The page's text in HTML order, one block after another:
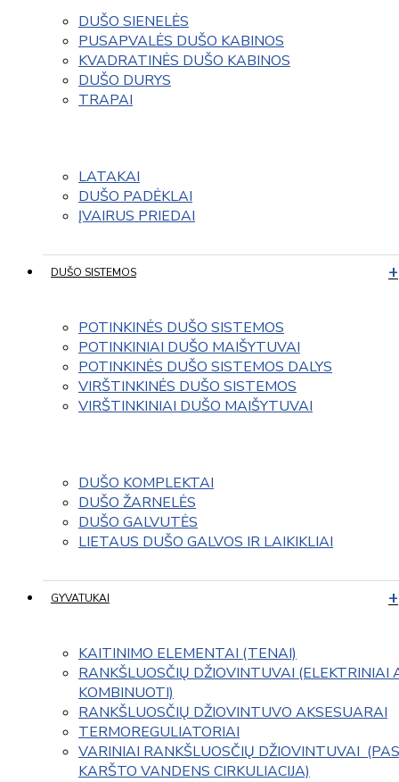
DUŠO SIENELĖS
PUSAPVALĖS DUŠO KABINOS
KVADRATINĖS DUŠO KABINOS
DUŠO DURYS
TRAPAI
LATAKAI
DUŠO PADĖKLAI
ĮVAIRUS PRIEDAI
DUŠO SISTEMOS
POTINKINĖS DUŠO SISTEMOS
POTINKINIAI DUŠO MAIŠYTUVAI
POTINKINĖS DUŠO SISTEMOS DALYS
VIRŠTINKINĖS DUŠO SISTEMOS
VIRŠTINKINIAI DUŠO MAIŠYTUVAI
DUŠO KOMPLEKTAI
DUŠO ŽARNELĖS
DUŠO GALVUTĖS
LIETAUS DUŠO GALVOS IR LAIKIKLIAI
GYVATUKAI
KAITINIMO ELEMENTAI (TENAI)
RANKŠLUOSČIŲ DŽIOVINTUVAI (ELEKTRINIAI
KOMBINUOTI)
RANKŠLUOSČIŲ DŽIOVINTUVO AKSESUARAI
TERMOREGULIATORIAI
VARINIAI RANKŠLUOSČIŲ DŽIOVINTUVAI
KARŠTO VANDENS CIRKULIACIJA)